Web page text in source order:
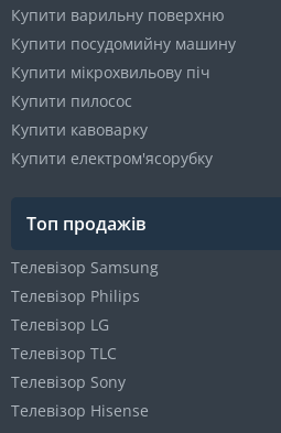
Купити варильну поверхню
Купити посудомийну машину
Купити мікрохвильову піч
Купити пилосос
Купити кавоварку
Купити електром'ясорубку
Топ продажів
Телевізор Samsung
Телевізор Philips
Телевізор LG
Телевізор TLC
Телевізор Sony
Телевізор Hisense